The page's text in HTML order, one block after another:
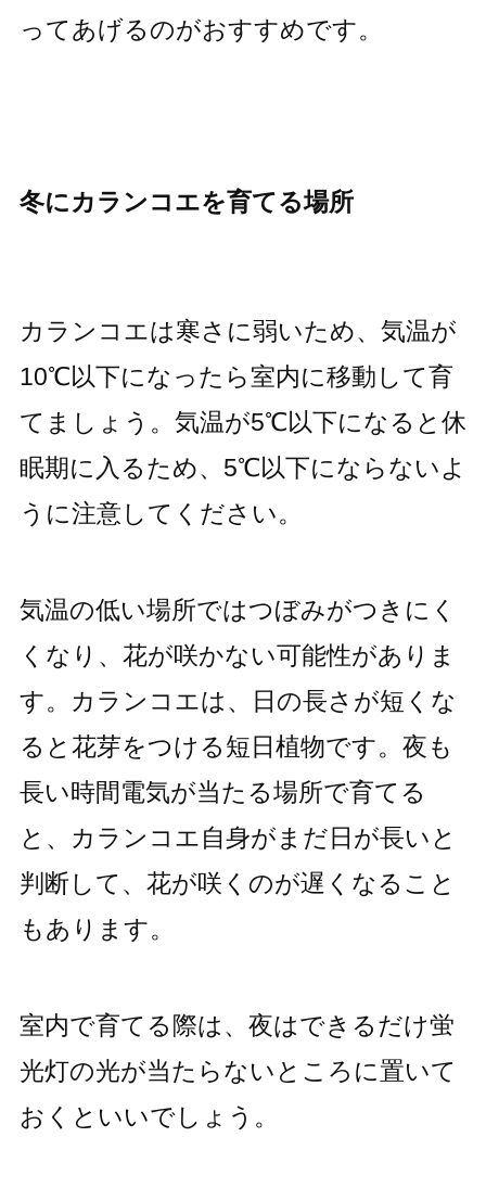
ってあげるのがおすすめです。
冬にカランコエを育てる場所
カランコエは寒さに弱いため、気温が
10℃以下になったら室内に移動して育
てましょう。気温が5℃以下になると休
眠期に入るため、5℃以下にならないよ
うに注意してください。
気温の低い場所ではつぼみがつきにく
くなり、花が咲かない可能性がありま
す。カランコエは、日の長さが短くな
ると花芽をつける短日植物です。夜も
長い時間電気が当たる場所で育てる
と、カランコエ自身がまだ日が長いと
判断して、花が咲くのが遅くなること
もあります。
室内で育てる際は、夜はできるだけ蛍
光灯の光が当たらないところに置いて
おくといいでしょう。